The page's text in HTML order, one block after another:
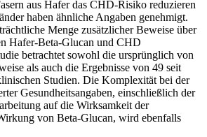
aus Hafer das CHD-Risiko reduzieren
haben ähnliche Angaben genehmigt.
Menge zusätzlicher Beweise über
Hafer-Beta-Glucan und CHD
betrachtet sowohl die ursprünglich von
als auch die Ergebnisse von 49 seit
Studien. Die Komplexität bei der
Gesundheitsangaben, einschließlich der
auf die Wirksamkeit der
von Beta-Glucan, wird ebenfalls